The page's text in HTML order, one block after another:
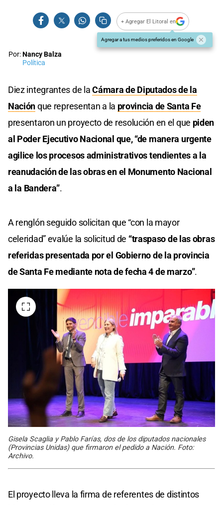
+ Agregar El Litoral en
Agregar a tus medios preferidos en Google
Por:Nancy Balza
Política
Diez integrantes de laCámara de Diputados de la
Naciónque representan a la provincia de Santa Fe
presentaron un proyecto de resolución en el que piden
al Poder Ejecutivo Nacional que, “de manera urgente
agilice los procesos administrativos tendientes a la
reanudación de las obras en el Monumento Nacional
a la Bandera”.
A renglón seguido solicitan que “con la mayor
celeridad” evalúe la solicitud de “traspaso de las obras
referidas presentada por el Gobierno de la provincia
de Santa Fe mediante nota de fecha 4 de marzo”.
Gisela Scaglia y Pablo Farías, dos de los diputados nacionales
(Provincias Unidas) que firmaron el pedido a Nación. Foto:
Archivo.
El proyecto lleva la firma de referentes de distintos